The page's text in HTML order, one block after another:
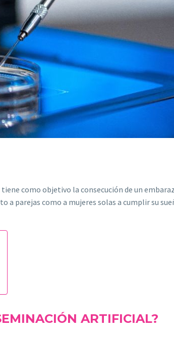
como objetivo la consecución de un
parejas como a mujeres solas a cumplir su
ARTIFICIAL?